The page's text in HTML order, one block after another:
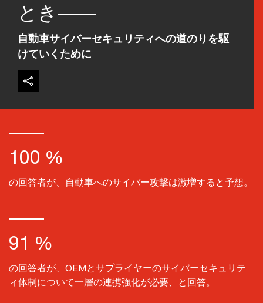
とき――
自動車サイバーセキュリティへの道のりを駆
けていくために
100 %
の回答者が、自動車へのサイバー攻撃は激増すると予想。
91 %
の回答者が、OEMとサプライヤーのサイバーセキュリテ
ィ体制について一層の連携強化が必要、と回答。